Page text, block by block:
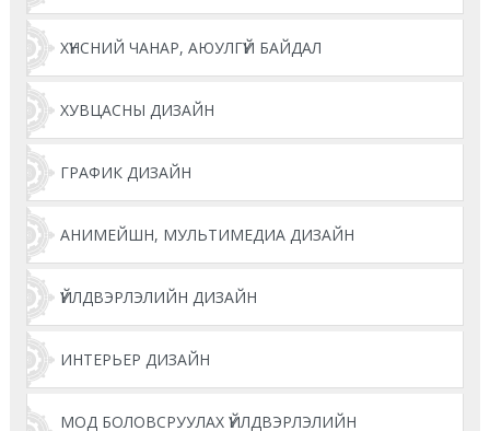
ХҮНСНИЙ ЧАНАР, АЮУЛГҮЙ БАЙДАЛ
ХУВЦАСНЫ ДИЗАЙН
ГРАФИК ДИЗАЙН
АНИМЕЙШН, МУЛЬТИМЕДИА ДИЗАЙН
ҮЙЛДВЭРЛЭЛИЙН ДИЗАЙН
ИНТЕРЬЕР ДИЗАЙН
МОД БОЛОВСРУУЛАХ ҮЙЛДВЭРЛЭЛИЙН